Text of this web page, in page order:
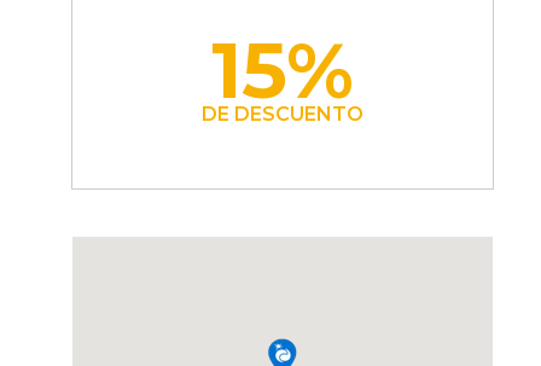
15%
DE DESCUENTO